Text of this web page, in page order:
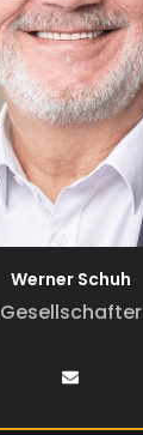
Werner Schuh
Gesellschafter